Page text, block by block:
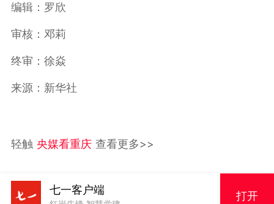
编辑：罗欣
审核：邓莉
终审：徐焱
来源：新华社
轻触 央媒看重庆 查看更多>>
七一客户端 打开